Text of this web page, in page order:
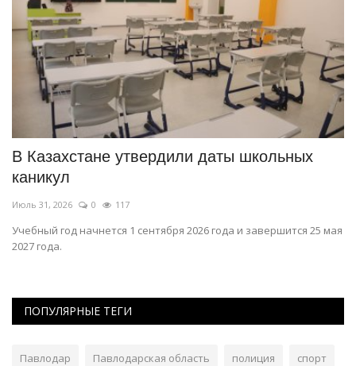
В Казахстане утвердили даты школьных
каникул
Июль 31, 2026 0 117
Учебный год начнется 1 сентября 2026 года и завершится 25 мая
2027 года.
ПОПУЛЯРНЫЕ ТЕГИ
Павлодар Павлодарская область полиция спорт